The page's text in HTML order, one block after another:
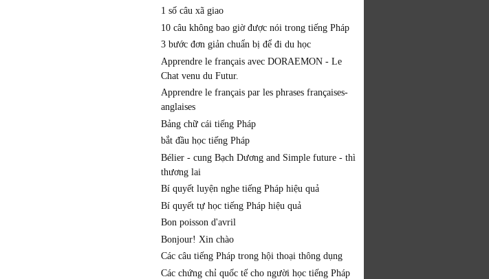
1 số câu xã giao
10 câu không bao giờ được nói trong tiếng Pháp
3 bước đơn giản chuẩn bị để đi du học
Apprendre le français avec DORAEMON - Le
Chat venu du Futur.
Apprendre le français par les phrases françaises-
anglaises
Bảng chữ cái tiếng Pháp
bắt đầu học tiếng Pháp
Bélier - cung Bạch Dương and Simple future - thì
thương lai
Bí quyết luyện nghe tiếng Pháp hiệu quả
Bí quyết tự học tiếng Pháp hiệu quả
Bon poisson d'avril
Bonjour! Xin chào
Các câu tiếng Pháp trong hội thoại thông dụng
Các chứng chỉ quốc tế cho người học tiếng Pháp